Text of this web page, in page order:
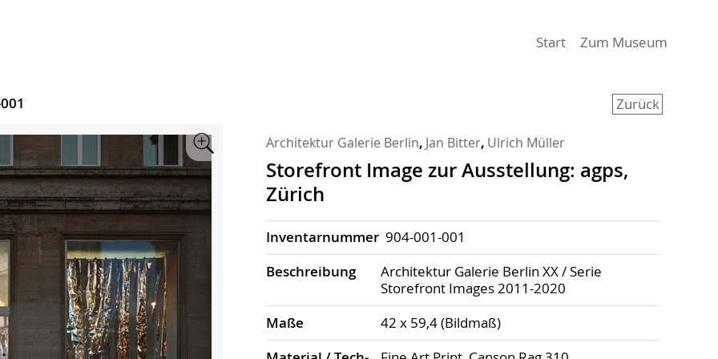
Start(aktiv)
Zum Museum
Zurück
Zoom
Architektur Galerie Berlin, Jan Bitter, Ulrich Müller
Storefront Image zur Ausstellung: agps,
Zürich
Inventarnummer 904-001-001
Beschrei­bung
Architektur Galerie Berlin XX / Serie
Storefront Images 2011-2020
Maße
42 x 59,4 (Bildmaß)